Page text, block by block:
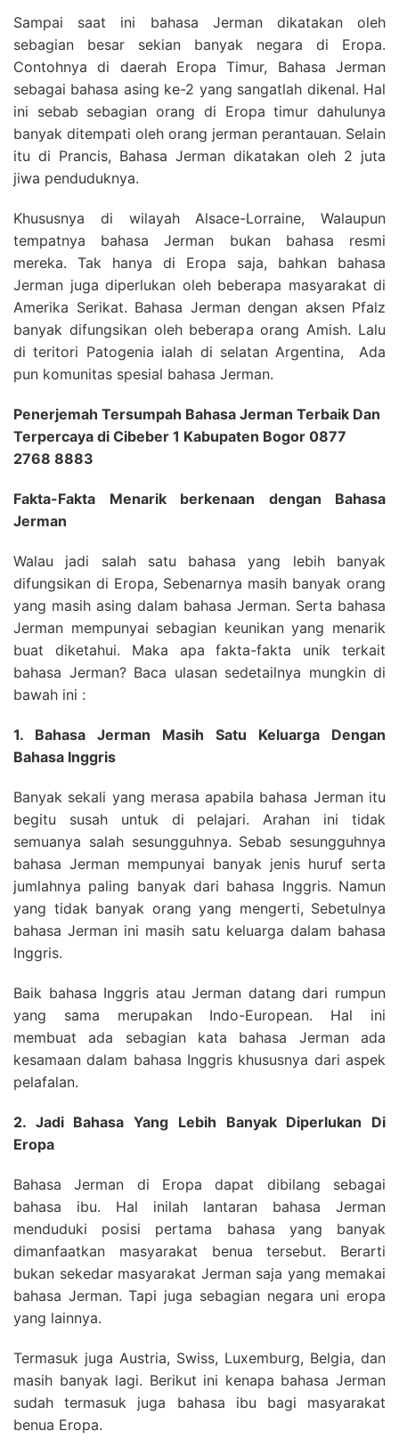
Sampai saat ini bahasa Jerman dikatakan oleh
sebagian besar sekian banyak negara di Eropa.
Contohnya di daerah Eropa Timur, Bahasa Jerman
sebagai bahasa asing ke-2 yang sangatlah dikenal. Hal
ini sebab sebagian orang di Eropa timur dahulunya
banyak ditempati oleh orang jerman perantauan. Selain
itu di Prancis, Bahasa Jerman dikatakan oleh 2 juta
jiwa penduduknya.
Khususnya di wilayah Alsace-Lorraine, Walaupun
tempatnya bahasa Jerman bukan bahasa resmi
mereka. Tak hanya di Eropa saja, bahkan bahasa
Jerman juga diperlukan oleh beberapa masyarakat di
Amerika Serikat. Bahasa Jerman dengan aksen Pfalz
banyak difungsikan oleh beberapa orang Amish. Lalu
di teritori Patogenia ialah di selatan Argentina, Ada
pun komunitas spesial bahasa Jerman.
Penerjemah Tersumpah Bahasa Jerman Terbaik Dan
Terpercaya di Cibeber 1 Kabupaten Bogor 0877
2768 8883
Fakta-Fakta Menarik berkenaan dengan Bahasa
Jerman
Walau jadi salah satu bahasa yang lebih banyak
difungsikan di Eropa, Sebenarnya masih banyak orang
yang masih asing dalam bahasa Jerman. Serta bahasa
Jerman mempunyai sebagian keunikan yang menarik
buat diketahui. Maka apa fakta-fakta unik terkait
bahasa Jerman? Baca ulasan sedetailnya mungkin di
bawah ini :
1. Bahasa Jerman Masih Satu Keluarga Dengan
Bahasa Inggris
Banyak sekali yang merasa apabila bahasa Jerman itu
begitu susah untuk di pelajari. Arahan ini tidak
semuanya salah sesungguhnya. Sebab sesungguhnya
bahasa Jerman mempunyai banyak jenis huruf serta
jumlahnya paling banyak dari bahasa Inggris. Namun
yang tidak banyak orang yang mengerti, Sebetulnya
bahasa Jerman ini masih satu keluarga dalam bahasa
Inggris.
Baik bahasa Inggris atau Jerman datang dari rumpun
yang sama merupakan Indo-European. Hal ini
membuat ada sebagian kata bahasa Jerman ada
kesamaan dalam bahasa Inggris khususnya dari aspek
pelafalan.
2. Jadi Bahasa Yang Lebih Banyak Diperlukan Di
Eropa
Bahasa Jerman di Eropa dapat dibilang sebagai
bahasa ibu. Hal inilah lantaran bahasa Jerman
menduduki posisi pertama bahasa yang banyak
dimanfaatkan masyarakat benua tersebut. Berarti
bukan sekedar masyarakat Jerman saja yang memakai
bahasa Jerman. Tapi juga sebagian negara uni eropa
yang lainnya.
Termasuk juga Austria, Swiss, Luxemburg, Belgia, dan
masih banyak lagi. Berikut ini kenapa bahasa Jerman
sudah termasuk juga bahasa ibu bagi masyarakat
benua Eropa.